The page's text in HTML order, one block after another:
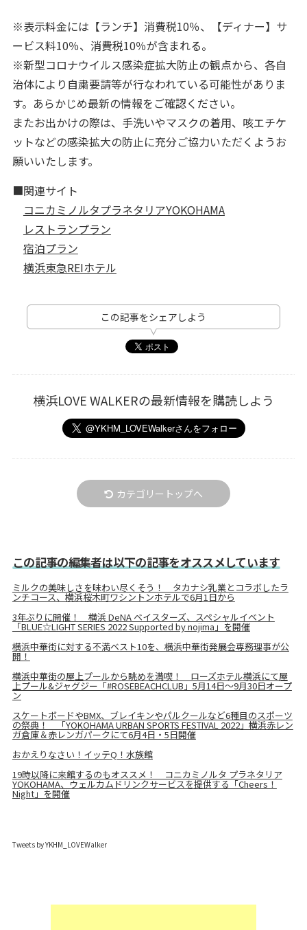
※表示料金には【ランチ】消費税10％、【ディナー】サ
ービス料10％、消費税10％が含まれる。
※新型コロナウイルス感染症拡大防止の観点から、各自
治体により自粛要請等が行なわれている可能性がありま
す。あらかじめ最新の情報をご確認ください。
またお出かけの際は、手洗いやマスクの着用、咳エチケ
ットなどの感染拡大の防止に充分ご協力いただくようお
願いいたします。
■関連サイト
コニカミノルタプラネタリアYOKOHAMA
レストランプラン
宿泊プラン
横浜東急REIホテル
この記事をシェアしよう
横浜LOVE WALKERの最新情報を購読しよう
カテゴリートップへ
この記事の編集者は以下の記事をオススメしています
ミルクの美味しさを味わい尽くそう！ タカナシ乳業とコラボしたラ
ンチコース、横浜桜木町ワシントンホテルで6月1日から
3年ぶりに開催！ 横浜 DeNA ベイスターズ、スペシャルイベント
「BLUE☆LIGHT SERIES 2022 Supported by nojima」を開催
横浜中華街に対する不満ベスト10を、横浜中華街発展会専務理事が公
開！
横浜中華街の屋上プールから眺めを満喫！ ローズホテル横浜にて屋
上プール&ジャグジー「#ROSEBEACHCLUB」5月14日〜9月30日オープ
ン
スケートボードやBMX、ブレイキンやパルクールなど6種目のスポーツ
の祭典！ 「YOKOHAMA URBAN SPORTS FESTIVAL 2022」横浜赤レン
ガ倉庫＆赤レンガパークにて6月4日・5日開催
おかえりなさい！イッテQ！水族館
19時以降に来館するのもオススメ！ コニカミノルタ プラネタリア
YOKOHAMA、ウェルカムドリンクサービスを提供する「Cheers！
Night」を開催
Tweets by YKHM_LOVEWalker